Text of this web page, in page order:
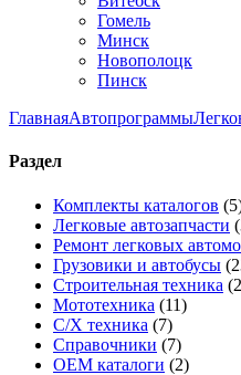
Гомель
Минск
Новополоцк
Пинск
ГлавнаяАвтопрограммы
Раздел
Комплекты каталогов
Легковые автозапчасти
Ремонт легковых
Грузовики и автобусы
Строительная техника
Мототехника (11)
С/Х техника (7)
Справочники (7)
OEM каталоги (2)